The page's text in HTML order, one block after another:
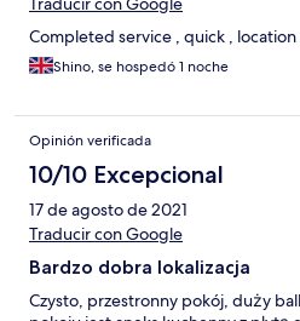
Completed service , quick ,
Shino, se hospedó 1 noche
Opinión verificada
10/10 Excepcional
17 de agosto de 2021
Traducir con Google
Bardzo dobra lokalizacja
Czysto, przestronny pokój, duży